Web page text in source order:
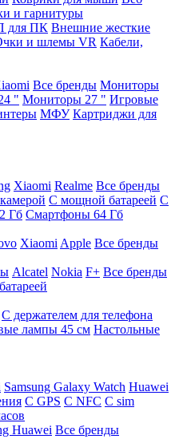
и гарнитуры
для ПК Внешние жесткие
и шлемы VR Кабели,
Все бренды Мониторы
" Мониторы 27 " Игровые
МФУ Картриджи для
Xiaomi Realme Все бренды
С мощной батареей С
Гб Смартфоны 64 Гб
Xiaomi Apple Все бренды
Alcatel Nokia F+ Все бренды
C держателем для телефона
лампы 45 см Настольные
Samsung Galaxy Watch Huawei
C GPS C NFC C sim
Huawei Все бренды